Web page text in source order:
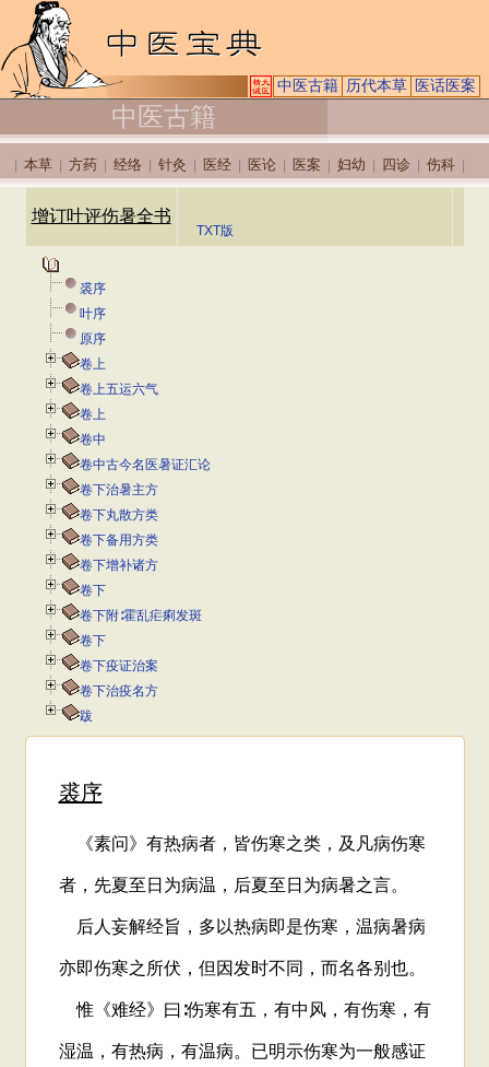
中医古籍 历代本草 医话医案
中医古籍
本草 方药 经络 针灸 医经 医论 医案 妇幼 四诊 伤科
增订叶评伤暑全书
TXT版
裘序
叶序
原序
卷上
卷上五运六气
卷上
卷中
卷中古今名医暑证汇论
卷下治暑主方
卷下丸散方类
卷下备用方类
卷下增补诸方
卷下
卷下附∶霍乱疟痢发斑
卷下
卷下疫证治案
卷下治疫名方
跋